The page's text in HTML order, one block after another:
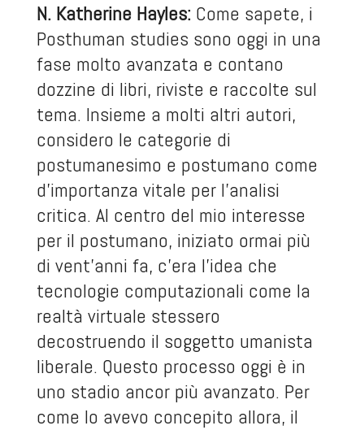
N. Katherine Hayles:Come sapete, i
Posthuman studies sono oggi in una
fase molto avanzata e contano
dozzine di libri, riviste e raccolte sul
tema. Insieme a molti altri autori,
considero le categorie di
postumanesimo e postumano come
d’importanza vitale per l’analisi
critica. Al centro del mio interesse
per il postumano, iniziato ormai più
di vent’anni fa, c’era l’idea che
tecnologie computazionali come la
realtà virtuale stessero
decostruendo il soggetto umanista
liberale. Questo processo oggi è in
uno stadio ancor più avanzato. Per
come lo avevo concepito allora, il